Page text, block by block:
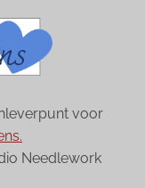
voor
Needlework